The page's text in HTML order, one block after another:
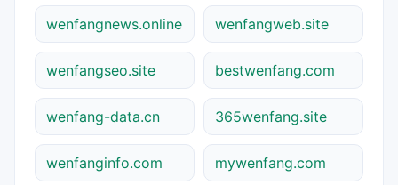
wenfangnews.online wenfangweb.site
wenfangseo.site bestwenfang.com
wenfang-data.cn 365wenfang.site
wenfanginfo.com mywenfang.com